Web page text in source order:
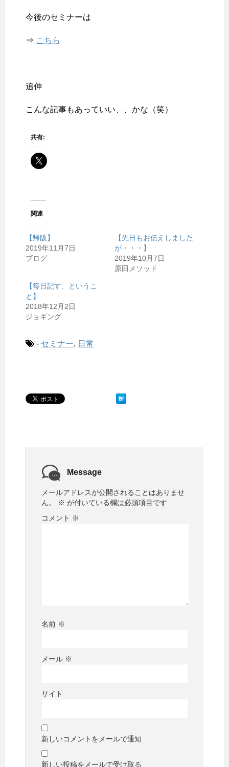
今後のセミナーは
⇒ こちら
追伸
こんな記事もあっていい、、かな（笑）
共有:
関連
【帰阪】
2019年11月7日
ブログ
【先日もお伝えしました
が・・・】
2019年10月7日
原田メソッド
【毎日記す、というこ
と】
2018年12月2日
ジョギング
- セミナー, 日常
Message
メールアドレスが公開されることはありませ
ん。
※ が付いている欄は必須項目です
コメント ※
名前 ※
メール ※
サイト
新しいコメントをメールで通知
新しい投稿をメールで受け取る